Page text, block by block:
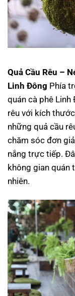
Quả Cầu Rêu –
Linh Đông Phía
quán cà phê
rêu với kích
những quả cầu
chăm sóc đơn
nắng trực tiếp.
không gian quán
nhiên.